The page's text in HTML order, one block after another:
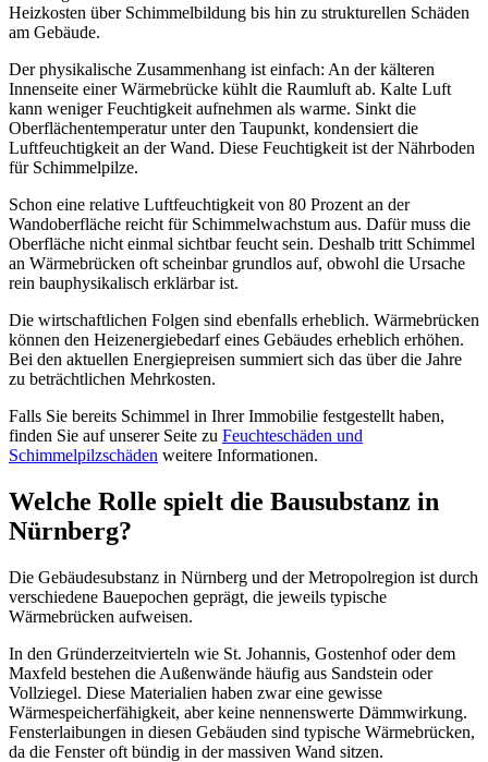
Heizkosten über Schimmelbildung bis hin zu strukturellen Schäden
am Gebäude.
Der physikalische Zusammenhang ist einfach: An der kälteren
Innenseite einer Wärmebrücke kühlt die Raumluft ab. Kalte Luft
kann weniger Feuchtigkeit aufnehmen als warme. Sinkt die
Oberflächentemperatur unter den Taupunkt, kondensiert die
Luftfeuchtigkeit an der Wand. Diese Feuchtigkeit ist der Nährboden
für Schimmelpilze.
Schon eine relative Luftfeuchtigkeit von 80 Prozent an der
Wandoberfläche reicht für Schimmelwachstum aus. Dafür muss die
Oberfläche nicht einmal sichtbar feucht sein. Deshalb tritt Schimmel
an Wärmebrücken oft scheinbar grundlos auf, obwohl die Ursache
rein bauphysikalisch erklärbar ist.
Die wirtschaftlichen Folgen sind ebenfalls erheblich. Wärmebrücken
können den Heizenergiebedarf eines Gebäudes erheblich erhöhen.
Bei den aktuellen Energiepreisen summiert sich das über die Jahre
zu beträchtlichen Mehrkosten.
Falls Sie bereits Schimmel in Ihrer Immobilie festgestellt haben,
finden Sie auf unserer Seite zu Feuchteschäden und
Schimmelpilzschäden weitere Informationen.
Welche Rolle spielt die Bausubstanz in
Nürnberg?
Die Gebäudesubstanz in Nürnberg und der Metropolregion ist durch
verschiedene Bauepochen geprägt, die jeweils typische
Wärmebrücken aufweisen.
In den Gründerzeitvierteln wie St. Johannis, Gostenhof oder dem
Maxfeld bestehen die Außenwände häufig aus Sandstein oder
Vollziegel. Diese Materialien haben zwar eine gewisse
Wärmespeicherfähigkeit, aber keine nennenswerte Dämmwirkung.
Fensterlaibungen in diesen Gebäuden sind typische Wärmebrücken,
da die Fenster oft bündig in der massiven Wand sitzen.